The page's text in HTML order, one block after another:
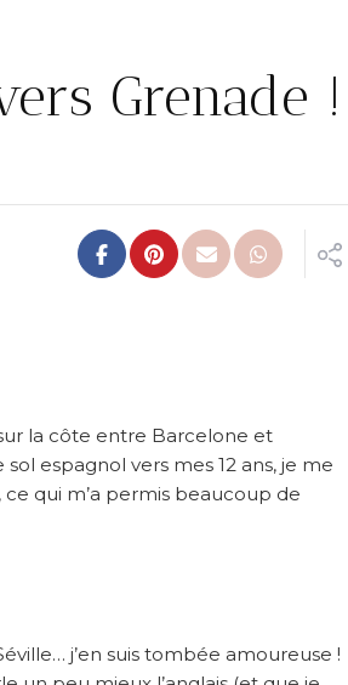
Grenade !
la côte entre Barcelone et
espagnol vers mes 12 ans, je me
ce qui m’a permis beaucoup de
j’en suis tombée amoureuse !